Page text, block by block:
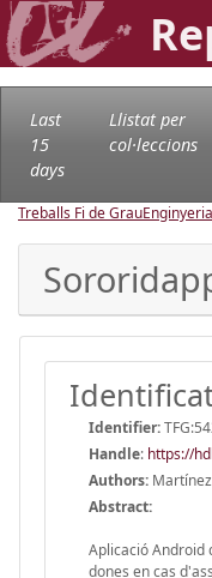
Last
15
days
Llistat per
col·leccions
Treballs Fi de Grau
Identifier:
Handle: https://
Authors:
Abstract:
Aplicació Android
dones en cas